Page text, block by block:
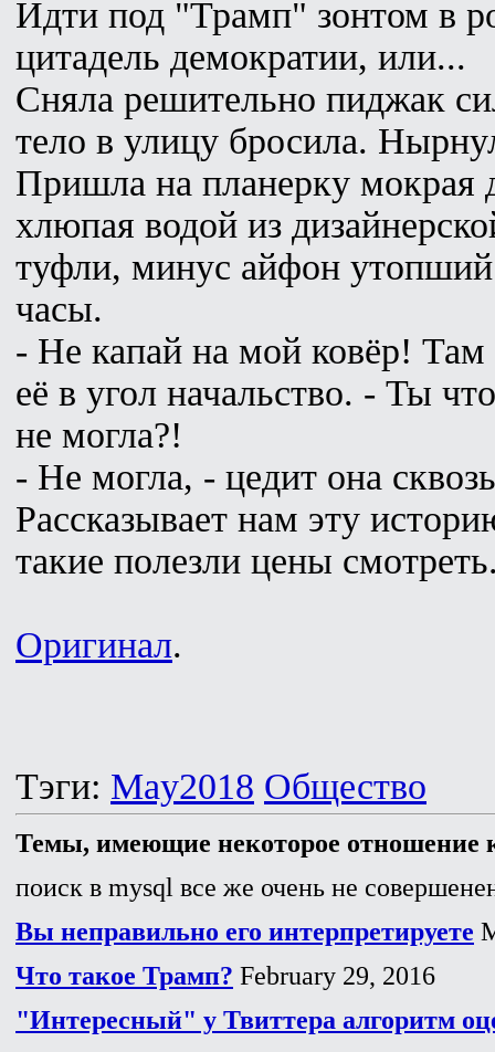
Идти под "Трамп" зонтом в
цитадель демократии, или...
Сняла решительно пиджак
тело в улицу бросила.
Пришла на планерку мокрая
хлюпая водой из
туфли, минус айфон
часы.
- Не капай на мой ковёр! Там
её в угол начальство. - Ты
не могла?!
- Не могла, - цедит она
Рассказывает нам эту
такие полезли цены
Оригинал.
Тэги: May2018 Общество
Темы, имеющие некоторое отношение
поиск в mysql все же очень не
Вы неправильно его интерпретируете
Что такое Трамп? February 29, 2016
"Интересный" у Твиттера алгоритм